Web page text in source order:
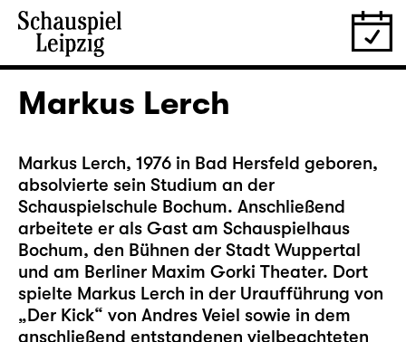
Markus Lerch
Markus Lerch, 1976 in Bad Hersfeld geboren,
absolvierte sein Studium an der
Schauspielschule Bochum. Anschließend
arbeitete er als Gast am Schauspielhaus
Bochum, den Bühnen der Stadt Wuppertal
und am Berliner Maxim Gorki Theater. Dort
spielte Markus Lerch in der Uraufführung von
„Der Kick“ von Andres Veiel sowie in dem
anschließend entstandenen vielbeachteten